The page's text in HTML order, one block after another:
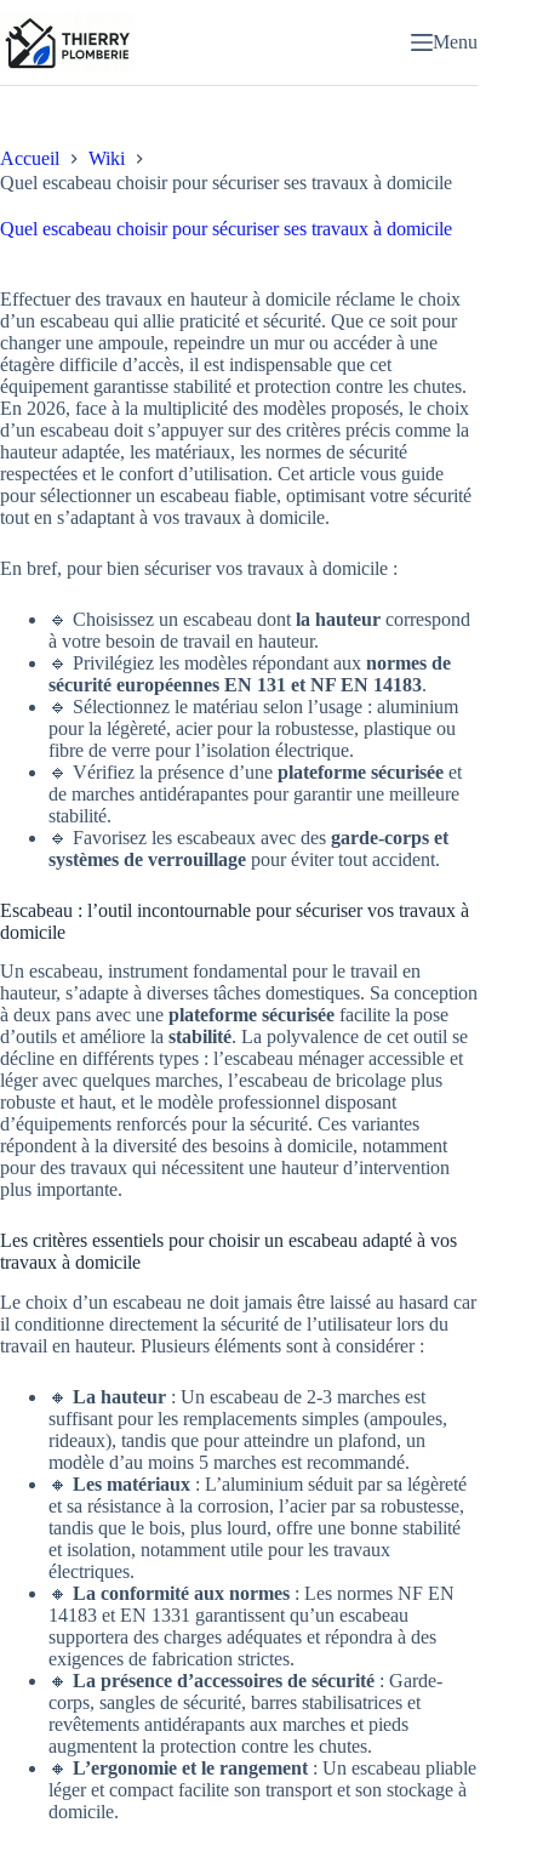
au
contenu
Menu
Accueil
Wiki
Quel escabeau choisir pour sécuriser ses travaux à domicile
Quel escabeau choisir pour sécuriser ses travaux à domicile
Effectuer des travaux en hauteur à domicile réclame le choix
d’un escabeau qui allie praticité et sécurité. Que ce soit pour
changer une ampoule, repeindre un mur ou accéder à une
étagère difficile d’accès, il est indispensable que cet
équipement garantisse stabilité et protection contre les chutes.
En 2026, face à la multiplicité des modèles proposés, le choix
d’un escabeau doit s’appuyer sur des critères précis comme la
hauteur adaptée, les matériaux, les normes de sécurité
respectées et le confort d’utilisation. Cet article vous guide
pour sélectionner un escabeau fiable, optimisant votre sécurité
tout en s’adaptant à vos travaux à domicile.
En bref, pour bien sécuriser vos travaux à domicile :
🔹 Choisissez un escabeau dont la hauteur correspond
à votre besoin de travail en hauteur.
🔹 Privilégiez les modèles répondant aux normes de
sécurité européennes EN 131 et NF EN 14183.
🔹 Sélectionnez le matériau selon l’usage : aluminium
pour la légèreté, acier pour la robustesse, plastique ou
fibre de verre pour l’isolation électrique.
🔹 Vérifiez la présence d’une plateforme sécurisée et
de marches antidérapantes pour garantir une meilleure
stabilité.
🔹 Favorisez les escabeaux avec des garde-corps et
systèmes de verrouillage pour éviter tout accident.
Escabeau : l’outil incontournable pour sécuriser vos travaux à
domicile
Un escabeau, instrument fondamental pour le travail en
hauteur, s’adapte à diverses tâches domestiques. Sa conception
à deux pans avec une plateforme sécurisée facilite la pose
d’outils et améliore la stabilité. La polyvalence de cet outil se
décline en différents types : l’escabeau ménager accessible et
léger avec quelques marches, l’escabeau de bricolage plus
robuste et haut, et le modèle professionnel disposant
d’équipements renforcés pour la sécurité. Ces variantes
répondent à la diversité des besoins à domicile, notamment
pour des travaux qui nécessitent une hauteur d’intervention
plus importante.
Les critères essentiels pour choisir un escabeau adapté à vos
travaux à domicile
Le choix d’un escabeau ne doit jamais être laissé au hasard car
il conditionne directement la sécurité de l’utilisateur lors du
travail en hauteur. Plusieurs éléments sont à considérer :
🔸 La hauteur : Un escabeau de 2-3 marches est
suffisant pour les remplacements simples (ampoules,
rideaux), tandis que pour atteindre un plafond, un
modèle d’au moins 5 marches est recommandé.
🔸 Les matériaux : L’aluminium séduit par sa légèreté
et sa résistance à la corrosion, l’acier par sa robustesse,
tandis que le bois, plus lourd, offre une bonne stabilité
et isolation, notamment utile pour les travaux
électriques.
🔸 La conformité aux normes : Les normes NF EN
14183 et EN 1331 garantissent qu’un escabeau
supportera des charges adéquates et répondra à des
exigences de fabrication strictes.
🔸 La présence d’accessoires de sécurité : Garde-
corps, sangles de sécurité, barres stabilisatrices et
revêtements antidérapants aux marches et pieds
augmentent la protection contre les chutes.
🔸 L’ergonomie et le rangement : Un escabeau pliable
léger et compact facilite son transport et son stockage à
domicile.